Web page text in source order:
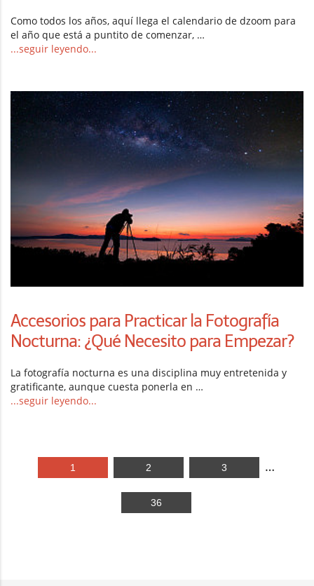
Como todos los años, aquí llega el calendario de dzoom para
el año que está a puntito de comenzar, …
...seguir leyendo...
Accesorios para Practicar la Fotografía
Nocturna: ¿Qué Necesito para Empezar?
La fotografía nocturna es una disciplina muy entretenida y
gratificante, aunque cuesta ponerla en …
...seguir leyendo...
1 2 3 …
36